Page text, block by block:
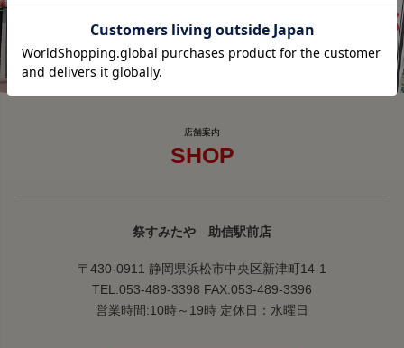
SHOP
祭すみたや 助信駅前店
〒430-0911 静岡県浜松市中央区新津町14-1
TEL:053-489-3398 FAX:053-489-3396
営業時間:10時～19時 定休日：水曜日